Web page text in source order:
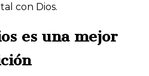
con Dios.
es una mejor